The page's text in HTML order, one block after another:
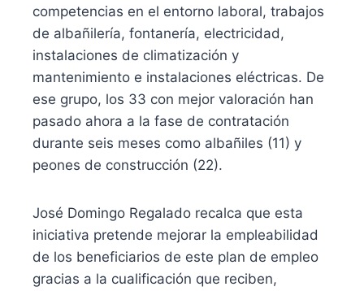
competencias en el entorno laboral, trabajos
de albañilería, fontanería, electricidad,
instalaciones de climatización y
mantenimiento e instalaciones eléctricas. De
ese grupo, los 33 con mejor valoración han
pasado ahora a la fase de contratación
durante seis meses como albañiles (11) y
peones de construcción (22).
José Domingo Regalado recalca que esta
iniciativa pretende mejorar la empleabilidad
de los beneficiarios de este plan de empleo
gracias a la cualificación que reciben,